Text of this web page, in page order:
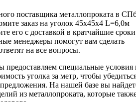
поставщика металлопроката в
заказ на уголок 45х45х4 L=6,0м
его с доставкой в кратчайшие
менеджеры помогут вам сделать
на все вопросы.
специальные условия
уголка за метр, чтобы
На нашей базе вы
из металлопроката, которые